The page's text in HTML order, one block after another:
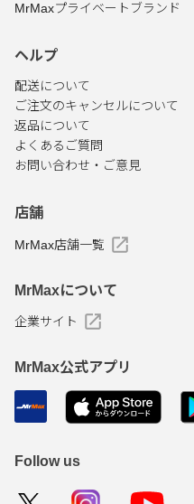
MrMaxプライベートブランド
ヘルプ
配送について
ご注文のキャンセルについて
返品について
よくあるご質問
お問い合わせ・ご意見
店舗
MrMax店舗一覧
MrMaxについて
企業サイト
MrMax公式アプリ
Follow us